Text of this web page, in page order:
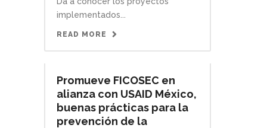
implementados...
READ MORE
Promueve FICOSEC en
alianza con USAID México,
buenas prácticas para la
prevención de la